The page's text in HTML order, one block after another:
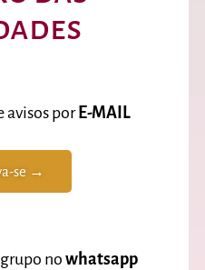
avisos porE-MAIL
se →
grupo nowhatsapp